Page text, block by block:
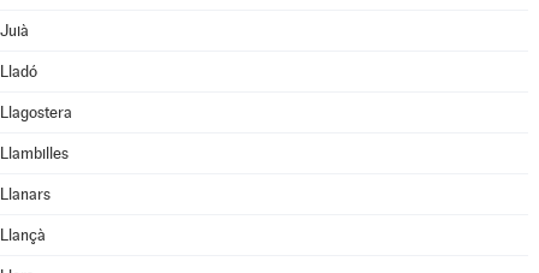
Juià
Lladó
Llagostera
Llambilles
Llanars
Llançà